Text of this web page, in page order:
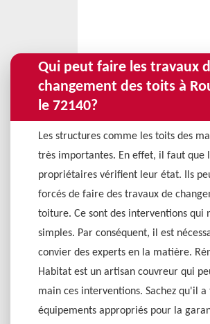
Qui peut faire les travaux
changement des toits à
le 72140?
Les structures comme les toits des
très importantes. En effet, il faut que
propriétaires vérifient leur état. Ils
forcés de faire des travaux de
toiture. Ce sont des interventions qui
simples. Par conséquent, il est
convier des experts en la matière.
Habitat est un artisan couvreur qui
main ces interventions. Sachez qu'il a
équipements appropriés pour la